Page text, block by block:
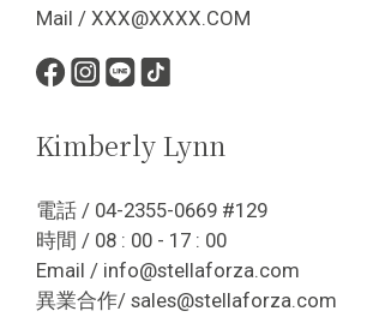
Mail / XXX@XXXX.COM
Kimberly Lynn
電話 / 04-2355-0669 #129
時間 / 08 : 00 - 17 : 00
Email / info@stellaforza.com
異業合作/ sales@stellaforza.com